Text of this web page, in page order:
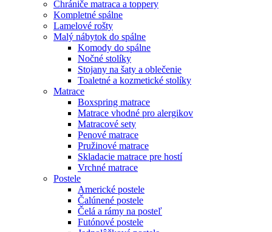
Chrániče matraca a toppery
Kompletné spálne
Lamelové rošty
Malý nábytok do spálne
Komody do spálne
Nočné stolíky
Stojany na šaty a oblečenie
Toaletné a kozmetické stolíky
Matrace
Boxspring matrace
Matrace vhodné pro alergikov
Matracové sety
Penové matrace
Pružinové matrace
Skladacie matrace pre hostí
Vrchné matrace
Postele
Americké postele
Čalúnené postele
Čelá a rámy na posteľ
Futónové postele